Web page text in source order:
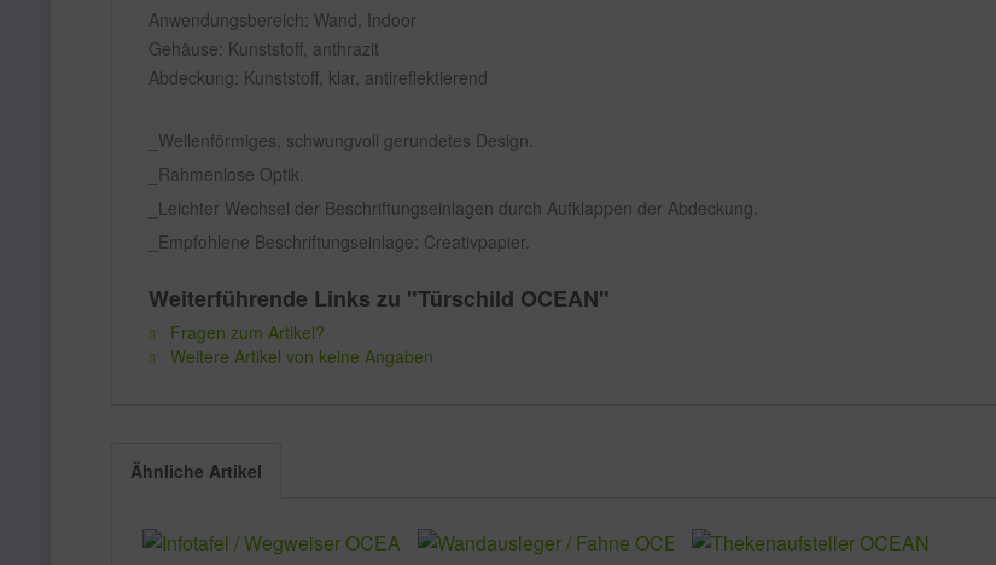
Anwendungsbereich: Wand, Indoor
Gehäuse: Kunststoff, anthrazit
Abdeckung: Kunststoff, klar, antireflektierend
Wellenförmiges, schwungvoll gerundetes Design.
Rahmenlose Optik.
Leichter Wechsel der Beschriftungseinlagen durch Aufklappen der Abdeckung.
Empfohlene Beschriftungseinlage: Creativpapier.
Weiterführende Links zu "Türschild OCEAN"
Fragen zum Artikel?
Weitere Artikel von keine Angaben
Ähnliche Artikel